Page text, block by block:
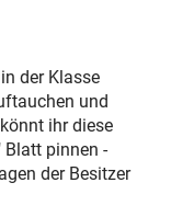
der Klasse
und
ihr diese
Blatt pinnen -
der Besitzer